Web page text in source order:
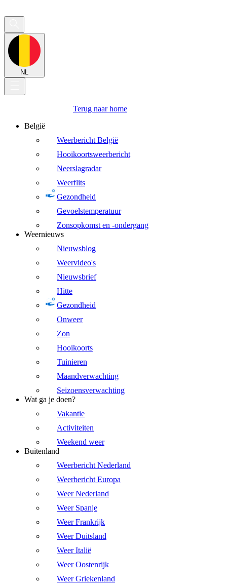
NL
Terug naar home
België
Weerbericht België
Hooikoortsweerbericht
Neerslagradar
Weerflits
Gezondheid
Gevoelstemperatuur
Zonsopkomst en -ondergang
Weernieuws
Nieuwsblog
Weervideo's
Nieuwsbrief
Hitte
Gezondheid
Onweer
Zon
Hooikoorts
Tuinieren
Maandverwachting
Seizoensverwachting
Wat ga je doen?
Vakantie
Activiteiten
Weekend weer
Buitenland
Weerbericht Nederland
Weerbericht Europa
Weer Nederland
Weer Spanje
Weer Frankrijk
Weer Duitsland
Weer Italië
Weer Oostenrijk
Weer Griekenland